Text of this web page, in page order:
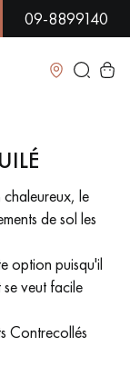
|
09-8899140
Fermer
CONTRECOLLÉ -
À MOTIFS
VERNIS
chaleureux, le
de sol les
option puisqu'il
veut facile
Contrecollés